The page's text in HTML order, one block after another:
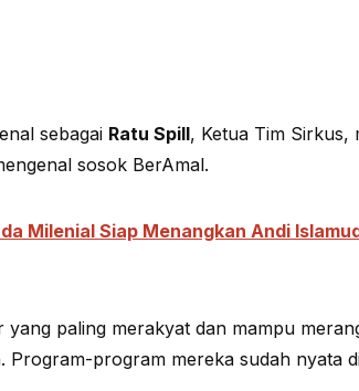
sebagai Ratu Spill, Ketua Tim Sirkus,
sosok BerAmal.
Milenial Siap Menangkan Andi
yang paling merakyat dan mampu
Program-program mereka sudah nyata